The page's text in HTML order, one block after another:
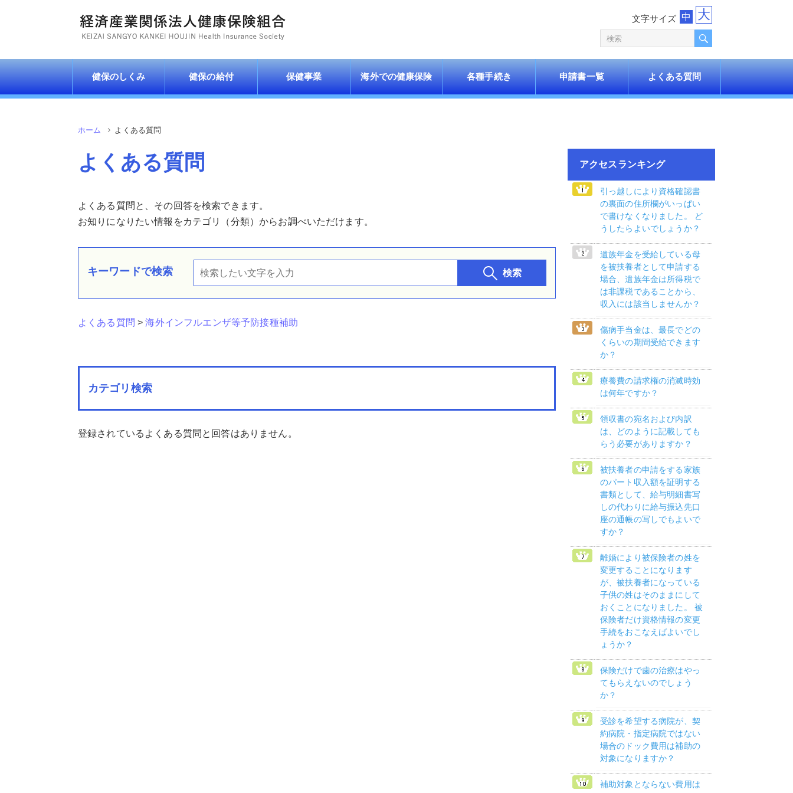
文字サイズ 中 大
健保のしくみ 健保の給付 保健事業 海外での健康保険 各種手続き 申請書一覧 よくある質問
ホーム よくある質問
よくある質問
よくある質問と、その回答を検索できます。
お知りになりたい情報をカテゴリ（分類）からお調べいただけます。
キーワードで検索 検索
よくある質問 >海外インフルエンザ等予防接種補助
カテゴリ検索
登録されているよくある質問と回答はありません。
アクセスランキング
引っ越しにより資格確認書
の裏面の住所欄がいっぱい
で書けなくなりました。 ど
うしたらよいでしょうか？
遺族年金を受給している母
を被扶養者として申請する
場合、遺族年金は所得税で
は非課税であることから、
収入には該当しませんか？
傷病手当金は、最長でどの
くらいの期間受給できます
か？
療養費の請求権の消滅時効
は何年ですか？
領収書の宛名および内訳
は、どのように記載しても
らう必要がありますか？
被扶養者の申請をする家族
のパート収入額を証明する
書類として、給与明細書写
しの代わりに給与振込先口
座の通帳の写しでもよいで
すか？
離婚により被保険者の姓を
変更することになります
が、被扶養者になっている
子供の姓はそのままにして
おくことになりました。 被
保険者だけ資格情報の変更
手続をおこなえばよいでし
ょうか？
保険だけで歯の治療はやっ
てもらえないのでしょう
か？
受診を希望する病院が、契
約病院・指定病院ではない
場合のドック費用は補助の
対象になりますか？
補助対象とならない費用は